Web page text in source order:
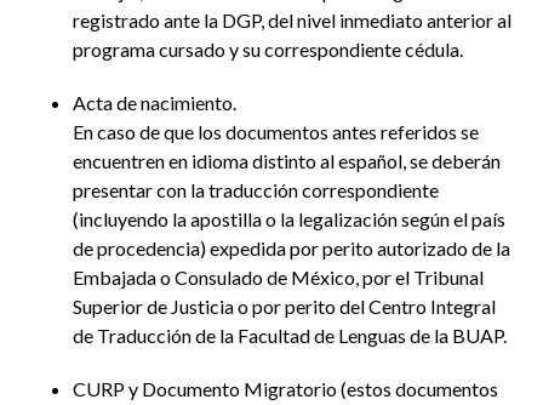
registrado ante la DGP, del nivel inmediato anterior al
programa cursado y su correspondiente cédula.
Acta de nacimiento.
En caso de que los documentos antes referidos se
encuentren en idioma distinto al español, se deberán
presentar con la traducción correspondiente
(incluyendo la apostilla o la legalización según el país
de procedencia) expedida por perito autorizado de la
Embajada o Consulado de México, por el Tribunal
Superior de Justicia o por perito del Centro Integral
de Traducción de la Facultad de Lenguas de la BUAP.
CURP y Documento Migratorio (estos documentos